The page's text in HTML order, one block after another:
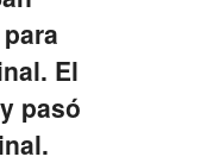
El
pasó